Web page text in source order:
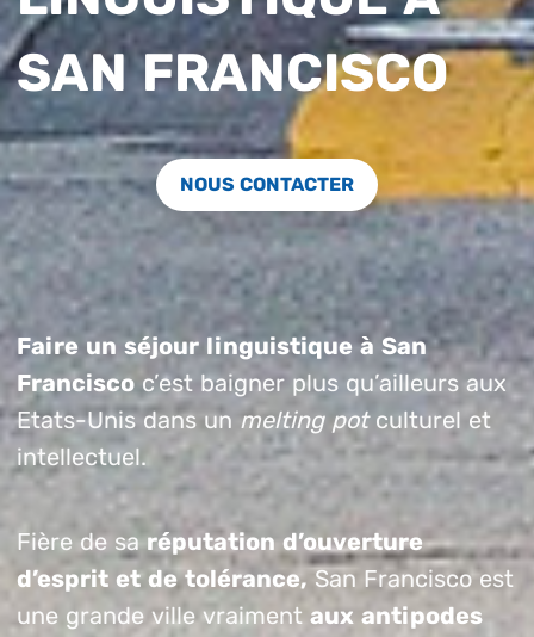
SAN FRANCISCO
NOUS CONTACTER
Faire un séjour linguistique à San
Franciscoc’est baigner plus qu’ailleurs aux
Etats-Unis dans un melting pot culturel et
intellectuel.
Fière de saréputation d’ouverture
d’esprit et de tolérance,San Francisco est
une grande ville vraiment aux antipodes